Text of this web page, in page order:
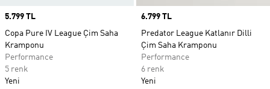
Price
5.799 TL
Copa Pure IV League Çim Saha
Kramponu
Performance
5 renk
Yeni
Price
6.799 TL
Predator League Katlanır Dilli
Çim Saha Kramponu
Performance
6 renk
Yeni